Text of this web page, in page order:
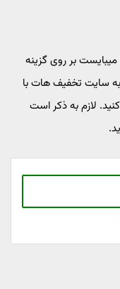
اکالا میبایست بر روی گزینه
به سایت تخفیف هات با
لازم به ذکر است